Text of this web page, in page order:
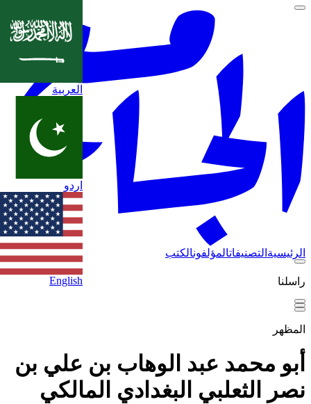
الرئيسية التصنيفاتالمؤلفونالكتب
راسلنا
العربية
اردو
English
المظهر
أبو محمد عبد الوهاب بن علي بن
نصر الثعلبي البغدادي المالكي